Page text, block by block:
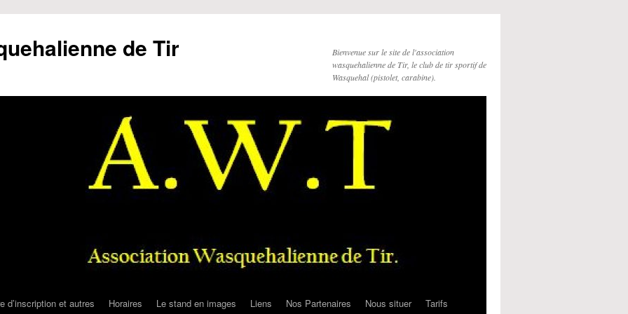
de Tir
Bienvenue sur le site de l'association
wasquehalienne de Tir, le club de tir sportif de
Wasquehal (pistolet, carabine).
d’inscription et autres Horaires Le stand en images Liens Nos Partenaires Nous situer Tarifs